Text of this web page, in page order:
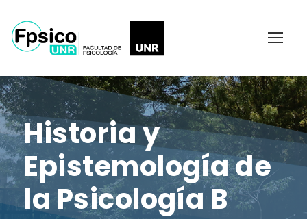
Historia y
Epistemología de
la Psicología B